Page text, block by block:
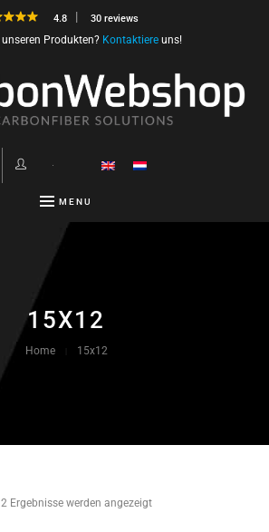
4.8 30 reviews
unseren Produkten? Kontaktiere uns!
MENU
15X12
Home 15x12
Ergebnisse werden angezeigt